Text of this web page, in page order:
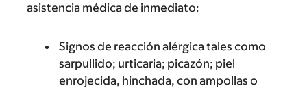
asistencia médica de inmediato:
Signos de reacción alérgica tales como
sarpullido; urticaria; picazón; piel
enrojecida, hinchada, con ampollas o